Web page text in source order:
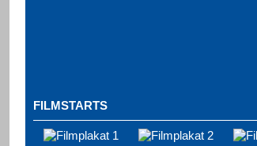
FILMSTARTS